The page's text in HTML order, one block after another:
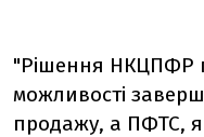
"Рішення НКЦПФР
можливості
продажу, а ПФТС,